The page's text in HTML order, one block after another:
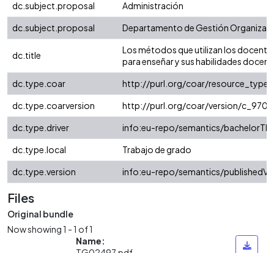
dc.subject.proposal
Administración
dc.subject.proposal
Departamento de Gestión
dc.title
Los métodos que utilizan los
para enseñar y sus habilidades
dc.type.coar
http://purl.org/coar/resource_type/
dc.type.coarversion
http://purl.org/coar/version/
dc.type.driver
info:eu-repo/semantics/
dc.type.local
Trabajo de grado
dc.type.version
info:eu-repo/semantics/
Files
Original bundle
Now showing1 - 1 of 1
Name: